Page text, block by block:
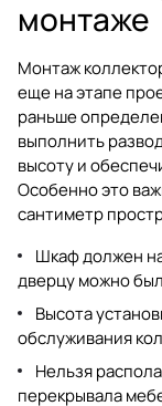
монтаже
Монтаж
еще на этапе
раньше
выполнить
высоту и
Особенно это
сантиметр
Шкаф должен
дверцу можно
Высота
обслуживания
Нельзя
перекрывала